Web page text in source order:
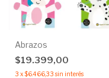
Abrazos
$19.399,00
3 x$6.466,33 sin interés